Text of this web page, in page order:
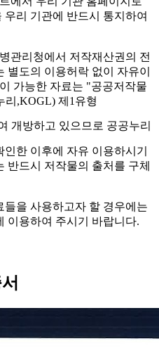
리 기관에 반드시 통지하여
관리청에서 저작재산권의 전
별도의 이용허락 없이 자유이
가능한 자료는 "공공저작물
리,KOGL) 제1유형
개방하고 있으므로 공공누리
한 이후에 자유 이용하시기
반드시 저작물의 출처를 구체
을 사용하고자 할 경우에는
이용하여 주시기 바랍니다.